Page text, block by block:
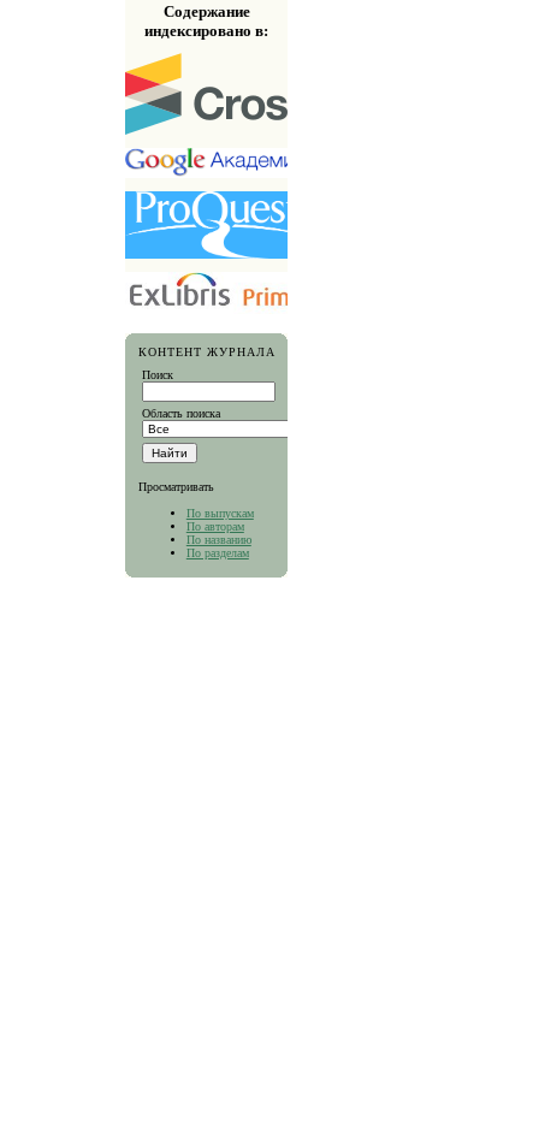
Содержание
индексировано в:
КОНТЕНТ ЖУРНАЛА
Поиск
Область поиска
Просматривать
По выпускам
По авторам
По названию
По разделам